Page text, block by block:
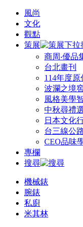
風尚
文化
觀點
策展
商周‧優品
台北畫刊
114年度
波瀾之境
風格美學
中秋尋禮
日本文化
台三線公
CEO品味
專欄
搜尋
機械錶
腕錶
私廚
米其林